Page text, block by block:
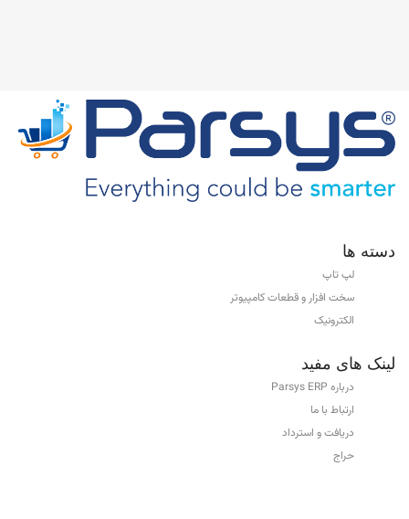
دسته ها
لپ تاپ
سخت افزار و قطعات کامپیوتر
الکترونیک
لینک های مفید
درباره Parsys ERP
ارتباط با ما
دریافت و استرداد
حراج